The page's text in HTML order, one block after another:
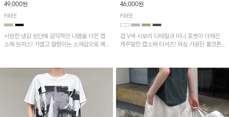
49,000원
FREE
시원한 냉감 원단에 감각적인 나염을 더한 캡
소매 원피스! 가볍고 찰랑이는 소재감으로 쾌
46,000원
FREE
겹 V넥 시보리 디테일과 미니 포켓이 더해진
캐주얼한 캡소매 티셔츠! 워싱 가공된 쿨코튼